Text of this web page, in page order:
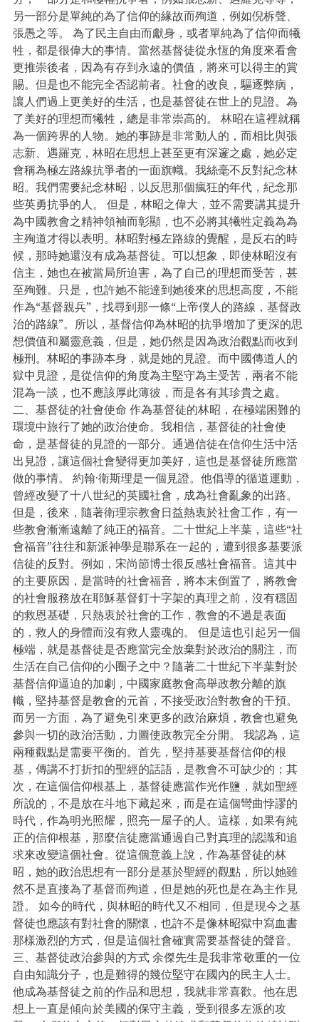
另一部分是單純的為了信仰的緣故而殉道，例如倪柝聲、
張愚之等。 為了民主自由而獻身，或者單純為了信仰而犧
牲，都是很偉大的事情。當然基督徒從永恆的角度來看會
更推崇後者，因為有存到永遠的價值，將來可以得主的賞
賜。但是也不能完全否認前者。社會的改良，驅逐弊病，
讓人們過上更美好的生活，也是基督徒在世上的見證。為
了美好的理想而犧牲，總是非常崇高的。 林昭在這裡就稱
為一個跨界的人物。她的事跡是非常動人的，而相比與張
志新、遇羅克，林昭在思想上甚至更有深邃之處，她必定
會稱為極左路線抗爭者的一面旗幟。我絲毫不反對紀念林
昭。我們需要紀念林昭，以反思那個瘋狂的年代，紀念那
些英勇抗爭的人。 但是，林昭之偉大，並不需要講其提升
為中國教會之精神領袖而彰顯，也不必將其犧牲定義為為
主殉道才得以表明。林昭對極左路線的覺醒，是反右的時
候，那時她還沒有成為基督徒。可以想象，即使林昭沒有
信主，她也在被當局所迫害，為了自己的理想而受苦，甚
至殉難。只是，也許她不能達到她後來的思想高度，不能
作為“基督親兵”，找尋到那一條“上帝僕人的路線，基督政
治的路線”。所以，基督信仰為林昭的抗爭增加了更深的思
想價值和屬靈意義，但是，她仍然是因為政治觀點而收到
極刑。林昭的事跡本身，就是她的見證。而中國傳道人的
獄中見證，是從信仰的角度為主堅守為主受苦，兩者不能
混為一談，也不應該厚此薄彼，而是各有其珍貴之處。
二、基督徒的社會使命 作為基督徒的林昭，在極端困難的
環境中旅行了她的政治使命。我相信，基督徒的社會使
命，是基督徒的見證的一部分。通過信徒在信仰生活中活
出見證，讓這個社會變得更加美好，這也是基督徒所應當
做的事情。 約翰·衛斯理是一個見證。他倡導的循道運動，
曾經改變了十八世紀的英國社會，成為社會亂象的出路。
但是，後來，隨著衛理宗教會日益熱衷於社會工作，有一
些教會漸漸遠離了純正的福音。二十世紀上半葉，這些“社
會福音”往往和新派神學是聯系在一起的，遭到很多基要派
信徒的反對。例如，宋尚節博士很反感社會福音。這其中
的主要原因，是當時的社會福音，將本末倒置了，將教會
的社會服務放在耶穌基督釘十字架的真理之前，沒有穩固
的救恩基礎，只熱衷於社會的工作，教會的不過是表面
的，救人的身體而沒有救人靈魂的。 但是這也引起另一個
極端，就是基督徒是否應當完全放棄對於政治的關注，而
生活在自己信仰的小圈子之中？隨著二十世紀下半葉對於
基督信仰逼迫的加劇，中國家庭教會高舉政教分離的旗
幟，堅持基督是教會的元首，不接受政治對教會的干預。
而另一方面，為了避免引來更多的政治麻煩，教會也避免
參與一切的政治活動，力圖使政教完全分開。 我認為，這
兩種觀點是需要平衡的。首先，堅持基要基督信仰的根
基，傳講不打折扣的聖經的話語，是教會不可缺少的；其
次，在這個信仰根基上，基督徒應當作光作鹽，就如聖經
所說的，不是放在斗地下藏起來，而是在這個彎曲悖謬的
時代，作為明光照耀，照亮一屋子的人。這樣，如果有純
正的信仰根基，那麼信徒應當通過自己對真理的認識和追
求來改變這個社會。從這個意義上說，作為基督徒的林
昭，她的政治思想有一部分是基於聖經的觀點，所以她雖
然不是直接為了基督而殉道，但是她的死也是在為主作見
證。 如今的時代，與林昭的時代又不相同，但是現今之基
督徒也應該有對社會的關懷，也許不是像林昭獄中寫血書
那樣激烈的方式，但是這個社會確實需要基督徒的聲音。
三、基督徒政治參與的方式 余傑先生是我非常敬重的一位
自由知識分子，也是難得的幾位堅守在國內的民主人士。
他成為基督徒之前的作品和思想，我就非常喜歡。他在思
想上一直是傾向於美國的保守主義，受到很多左派的攻